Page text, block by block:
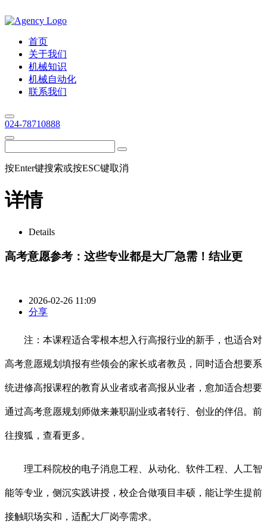
首页
关于我们
机械知识
机械自动化
联系我们
024-78710888
按Enter键搜索或按ESC键取消
详情
Details
高考意愿参考：这些专业都是大厂急需！结业更
2026-02-26 11:09
分享
注：本课程适合零根本想入行高报行业的新手，也适合对
高考意愿规划填报有些领会的家长或者教员，同时适合想要系
统进修高报课程的教育从业者或者高报从业者，愈加适合想要
通过高考意愿规划师做来兼职副业或者转行、创业的伴侣。前
往搜狐，查看更多。
理工科院校的电子消息工程、从动化、软件工程、人工智
能等专业，侧沉实践讲授，校企合做项目丰硕，能让学生提前
接触职场实和，适配大厂岗亭需求。